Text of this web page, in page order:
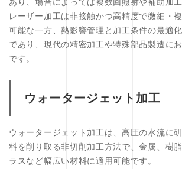
レーザー加工は非接触かつ高精度で微細・
可能な一方、熱影響管理と加工条件の最適
であり、現代の精密加工や特殊部品製造に
です。
ウォータージェット加工
ウォータージェット加工は、高圧の水流に
料を削り取る非切削加工方法で、金属、樹
ラスなど幅広い材料に適用可能です。